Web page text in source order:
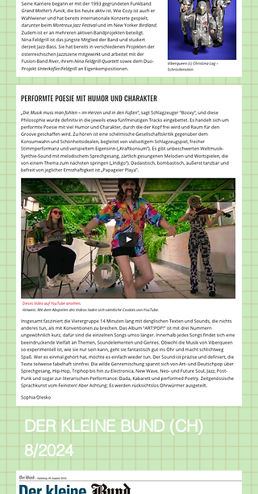
DER KLEINE BUND (CH)
8/2024